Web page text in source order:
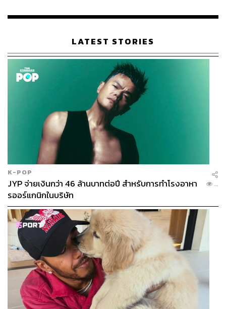
เรือนไทยที่ถูกซุกไว้
LATEST STORIES
K-POP
JYP จ่ายเงินกว่า 46 ล้านบาทต่อปี สำหรับการทำโรงอาหา
รออร์แกนิกในบริษัท
...